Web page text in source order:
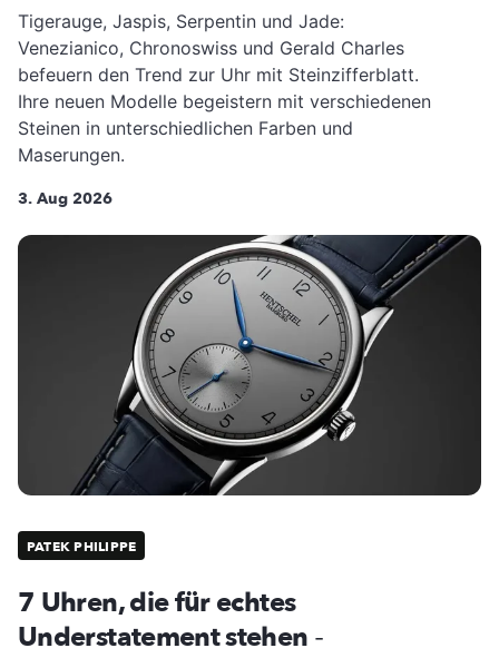
Tigerauge, Jaspis, Serpentin und Jade:
Venezianico, Chronoswiss und Gerald Charles
befeuern den Trend zur Uhr mit Steinzifferblatt.
Ihre neuen Modelle begeistern mit verschiedenen
Steinen in unterschiedlichen Farben und
Maserungen.
3. Aug 2026
PATEK PHILIPPE
7 Uhren, die für echtes
Understatement stehen -